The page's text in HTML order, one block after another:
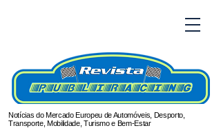
Notícias do Mercado Europeu de Automóveis, Desporto,
Transporte, Mobilidade, Turismo e Bem-Estar